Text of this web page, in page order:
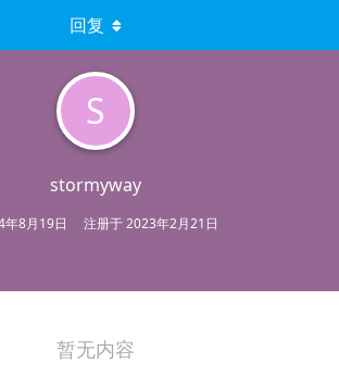
S
stormyway
年8月19日 注册于2023年2月21日
回复
暂无内容